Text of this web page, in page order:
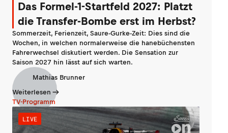
Das Formel-1-Startfeld 2027: Platzt
die Transfer-Bombe erst im Herbst?
Sommerzeit, Ferienzeit, Saure-Gurke-Zeit: Dies sind die
Wochen, in welchen normalerweise die hanebüchensten
Fahrerwechsel diskutiert werden. Die Sensation zur
Saison 2027 hin lässt auf sich warten.
Mathias Brunner
Weiterlesen
TV-Programm
LIVE